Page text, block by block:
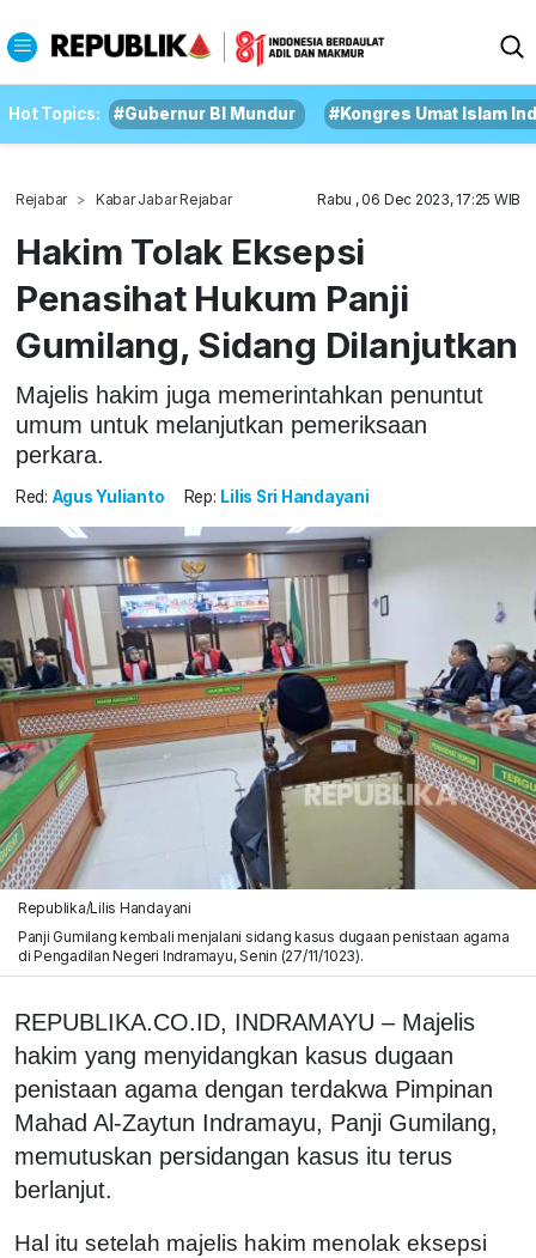
Hot Topics: #Gubernur BI Mundur #Kongres Umat Islam
Rejabar Kabar Jabar Rejabar Rabu , 06 Dec 2023, 17:25 WIB
Hakim Tolak Eksepsi
Penasihat Hukum Panji
Gumilang, Sidang Dilanjutkan
Majelis hakim juga memerintahkan penuntut
umum untuk melanjutkan pemeriksaan
perkara.
Red: Agus Yulianto Rep: Lilis Sri Handayani
Republika/Lilis Handayani
Panji Gumilang kembali menjalani sidang kasus dugaan penistaan agama
di Pengadilan Negeri Indramayu, Senin (27/11/1023).
REPUBLIKA.CO.ID, INDRAMAYU – Majelis
hakim yang menyidangkan kasus dugaan
penistaan agama dengan terdakwa Pimpinan
Mahad Al-Zaytun Indramayu, Panji Gumilang,
memutuskan persidangan kasus itu terus
berlanjut.
Hal itu setelah majelis hakim menolak eksepsi